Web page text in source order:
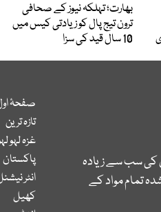
بھارت؛ تہلکہ نیوز کے صحافی
ترون تیج پال کو زیادتی کیس میں
10 سال قید کی سزا
کی سب سے زیادہ
تمام مواد کے
صفحۂ
تازہ ترین
غزہ لہو
پاکستان
انٹر
کھیل